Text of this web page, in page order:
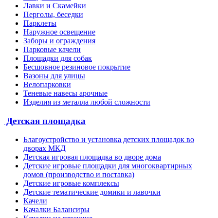
Лавки и Скамейки
Перголы, беседки
Парклеты
Наружное освещение
Заборы и ограждения
Парковые качели
Площадки для собак
Бесшовное резиновое покрытие
Вазоны для улицы
Велопарковки
Теневые навесы арочные
Изделия из металла любой сложности
Детская площадка
Благоустройство и установка детских площадок во
дворах МКД
Детская игровая площадка во дворе дома
Детские игровые площадки для многоквартирных
домов (производство и поставка)
Детские игровые комплексы
Детские тематические домики и лавочки
Качели
Качалки Балансиры